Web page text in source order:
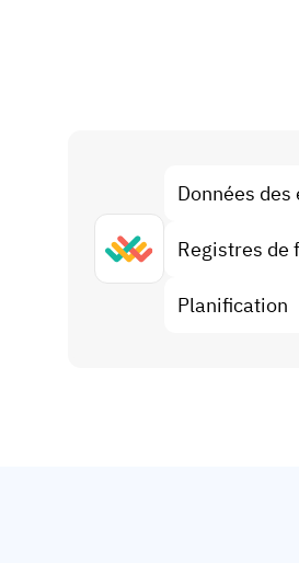
Données des
Registres de
Planification